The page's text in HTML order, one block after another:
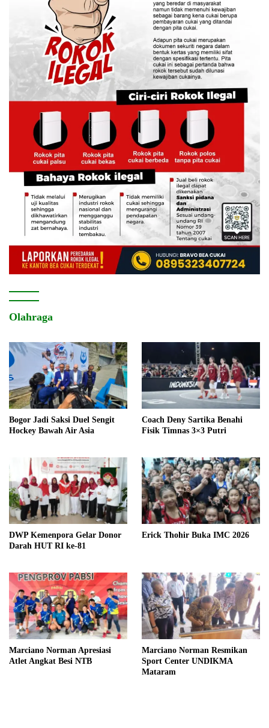
Olahraga
Bogor Jadi Saksi Duel Sengit
Hockey Bawah Air Asia
Coach Deny Sartika Benahi
Fisik Timnas 3×3 Putri
DWP Kemenpora Gelar Donor
Darah HUT RI ke-81
Erick Thohir Buka IMC 2026
Marciano Norman Apresiasi
Atlet Angkat Besi NTB
Marciano Norman Resmikan
Sport Center UNDIKMA
Mataram